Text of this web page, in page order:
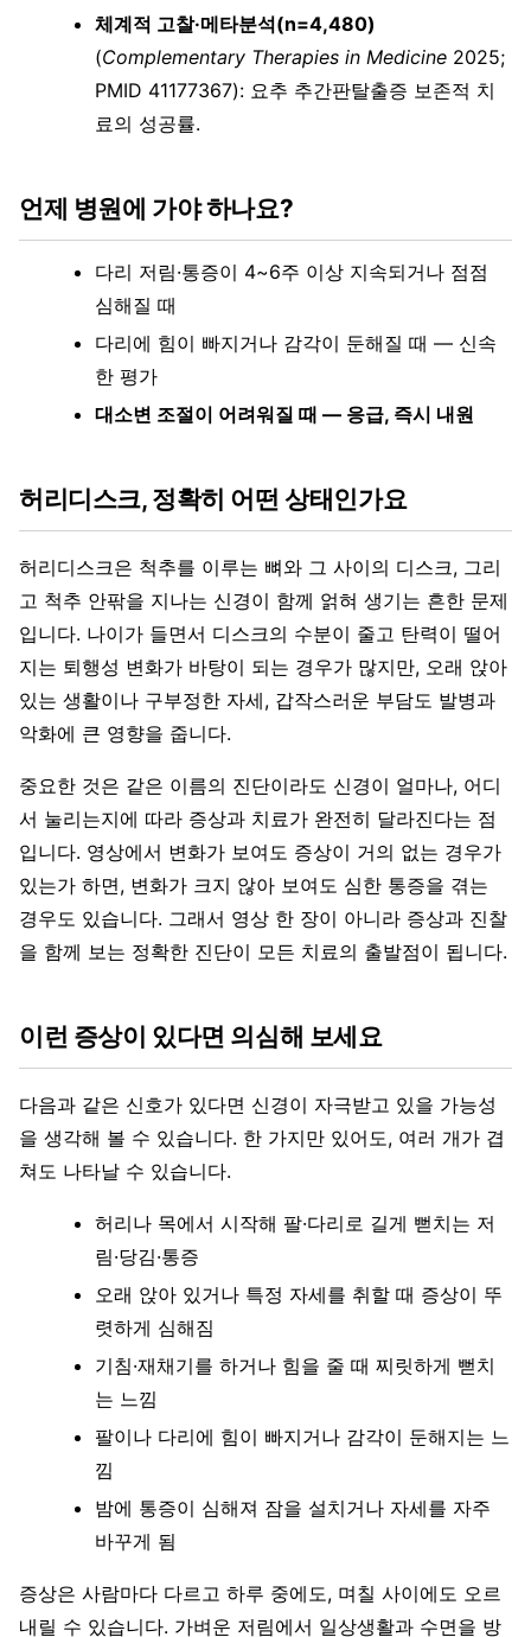
체계적 고찰·메타분석(n=4,480)
(Complementary Therapies in Medicine 2025;
PMID 41177367): 요추 추간판탈출증 보존적 치
료의 성공률.
언제 병원에 가야 하나요?
다리 저림·통증이 4~6주 이상 지속되거나 점점
심해질 때
다리에 힘이 빠지거나 감각이 둔해질 때 — 신속
한 평가
대소변 조절이 어려워질 때 — 응급, 즉시 내원
허리디스크, 정확히 어떤 상태인가요
허리디스크은 척추를 이루는 뼈와 그 사이의 디스크, 그리
고 척추 안팎을 지나는 신경이 함께 얽혀 생기는 흔한 문제
입니다. 나이가 들면서 디스크의 수분이 줄고 탄력이 떨어
지는 퇴행성 변화가 바탕이 되는 경우가 많지만, 오래 앉아
있는 생활이나 구부정한 자세, 갑작스러운 부담도 발병과
악화에 큰 영향을 줍니다.
중요한 것은 같은 이름의 진단이라도 신경이 얼마나, 어디
서 눌리는지에 따라 증상과 치료가 완전히 달라진다는 점
입니다. 영상에서 변화가 보여도 증상이 거의 없는 경우가
있는가 하면, 변화가 크지 않아 보여도 심한 통증을 겪는
경우도 있습니다. 그래서 영상 한 장이 아니라 증상과 진찰
을 함께 보는 정확한 진단이 모든 치료의 출발점이 됩니다.
이런 증상이 있다면 의심해 보세요
다음과 같은 신호가 있다면 신경이 자극받고 있을 가능성
을 생각해 볼 수 있습니다. 한 가지만 있어도, 여러 개가 겹
쳐도 나타날 수 있습니다.
허리나 목에서 시작해 팔·다리로 길게 뻗치는 저
림·당김·통증
오래 앉아 있거나 특정 자세를 취할 때 증상이 뚜
렷하게 심해짐
기침·재채기를 하거나 힘을 줄 때 찌릿하게 뻗치
는 느낌
팔이나 다리에 힘이 빠지거나 감각이 둔해지는 느
낌
밤에 통증이 심해져 잠을 설치거나 자세를 자주
바꾸게 됨
증상은 사람마다 다르고 하루 중에도, 며칠 사이에도 오르
내릴 수 있습니다. 가벼운 저림에서 일상생활과 수면을 방